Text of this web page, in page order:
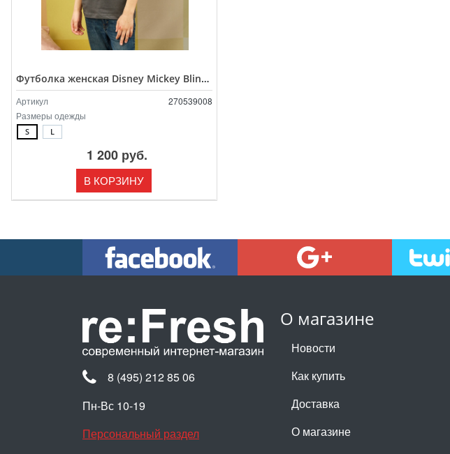
Футболка женская Disney Mickey Blinking
Артикул
270539008
Размеры одежды
S L
1 200 руб.
В КОРЗИНУ
О магазине
Новости
Как купить
Доставка
О магазине
8 (495) 212 85 06
Пн-Вс 10-19
Персональный раздел